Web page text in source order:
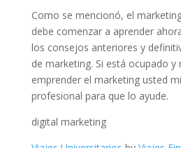
Como se mencionó, el
debe comenzar a aprender
los consejos anteriores y
de marketing. Si está ocupado
emprender el marketing usted
profesional para que lo ayude.
digital marketing